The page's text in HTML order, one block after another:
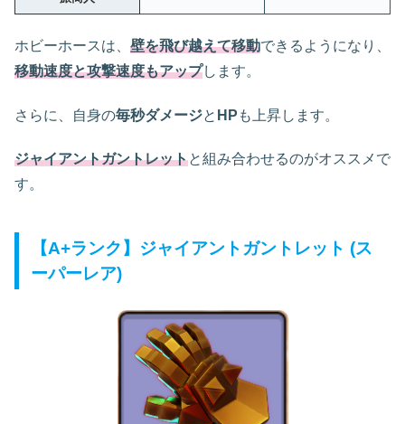
ホビーホースは、 壁を飛び越えて移動できるようになり、
移動速度と攻撃速度もアップします。
さらに、自身の毎秒ダメージと HP も上昇します。
ジャイアントガントレットと組み合わせるのがオススメで
す。
【A+ランク】ジャイアントガントレット (ス
ーパーレア)